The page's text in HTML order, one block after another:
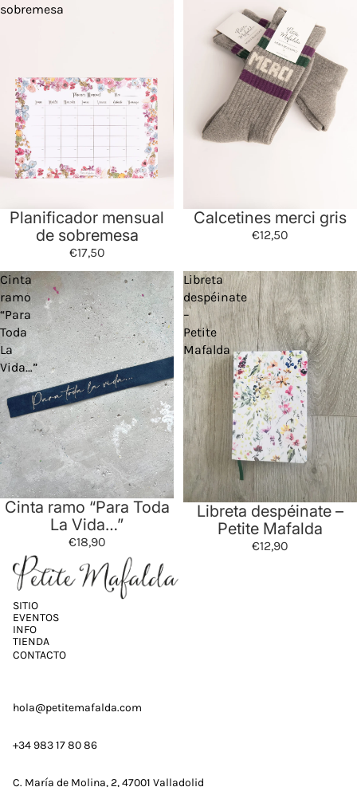
sobremesa
Planificador mensual
de sobremesa
€17,50
Calcetines merci gris
€12,50
Cinta
ramo
“Para
Toda
La
Vida…”
Cinta ramo “Para Toda
La Vida…”
€18,90
Libreta
despéinate
–
Petite
Mafalda
Libreta despéinate –
Petite Mafalda
€12,90
SITIO
EVENTOS
INFO
TIENDA
CONTACTO
hola@petitemafalda.com
+34 983 17 80 86
C. María de Molina, 2, 47001 Valladolid